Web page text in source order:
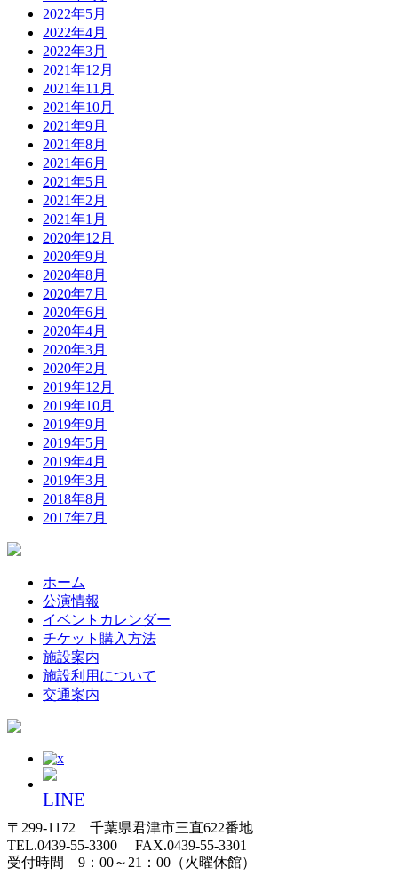
2022年5月
2022年4月
2022年3月
2021年12月
2021年11月
2021年10月
2021年9月
2021年8月
2021年6月
2021年5月
2021年2月
2021年1月
2020年12月
2020年9月
2020年8月
2020年7月
2020年6月
2020年4月
2020年3月
2020年2月
2019年12月
2019年10月
2019年9月
2019年5月
2019年4月
2019年3月
2018年8月
2017年7月
ホーム
公演情報
イベントカレンダー
チケット購入方法
施設案内
施設利用について
交通案内
〒299-1172 千葉県君津市三直622番地
TEL.0439-55-3300 FAX.0439-55-3301
受付時間 9：00～21：00（火曜休館）